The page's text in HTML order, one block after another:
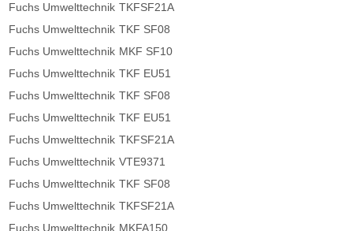
Fuchs Umwelttechnik TKFSF21A
Fuchs Umwelttechnik TKF SF08
Fuchs Umwelttechnik MKF SF10
Fuchs Umwelttechnik TKF EU51
Fuchs Umwelttechnik TKF SF08
Fuchs Umwelttechnik TKF EU51
Fuchs Umwelttechnik TKFSF21A
Fuchs Umwelttechnik VTE9371
Fuchs Umwelttechnik TKF SF08
Fuchs Umwelttechnik TKFSF21A
Fuchs Umwelttechnik MKFA150